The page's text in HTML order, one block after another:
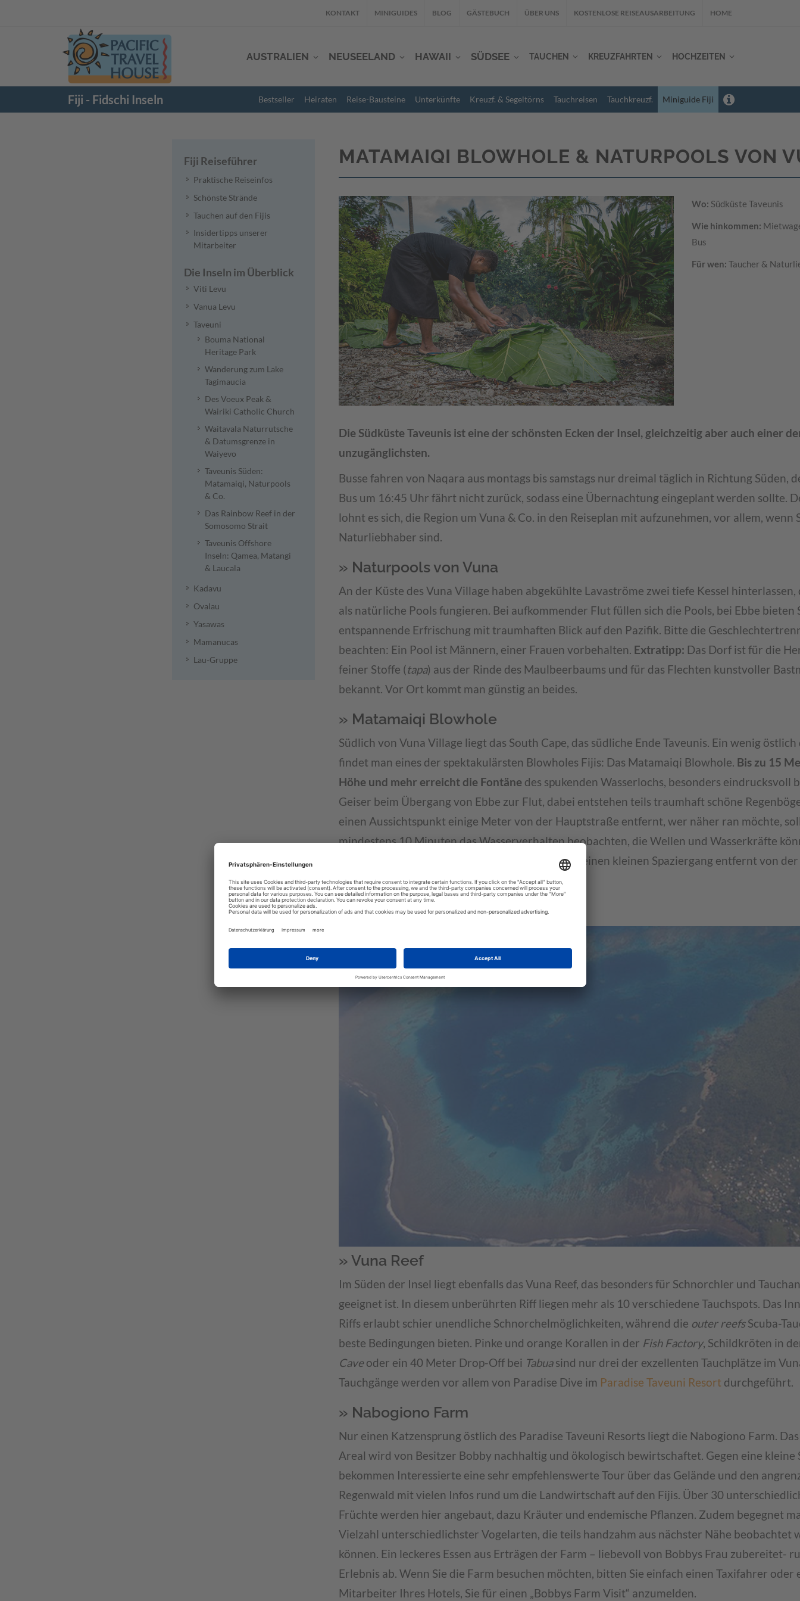
KONTAKT MINIGUIDES BLOG GÄSTEBUCH ÜBER UNS KOSTENLOSE REISEAUSARBEITUNG HOME
AUSTRALIEN NEUSEELAND HAWAII SÜDSEE TAUCHEN KREUZFAHRTEN HOCHZEITEN
Fiji - Fidschi Inseln Bestseller Heiraten Reise-Bausteine Unterkünfte Kreuzf. & Segeltörns Tauchreisen Tauchkreuzf. Miniguide Fiji
MATAMAIQI BLOWHOLE & NATURPOOLS VON
Wo: Südküste Taveunis
Wie hinkommen:
Bus
Für wen: Taucher &
Die Südküste Taveunis ist eine der schönsten Ecken der Insel, gleichzeitig aber auch einer
unzugänglichsten.
Busse fahren von Naqara aus montags bis samstags nur dreimal täglich in Richtung Süden,
Bus um 16:45 Uhr fährt nicht zurück, sodass eine Übernachtung eingeplant werden sollte.
lohnt es sich, die Region um Vuna & Co. in den Reiseplan mit aufzunehmen, vor allem, wenn
Naturliebhaber sind.
» Naturpools von Vuna
An der Küste des Vuna Village haben abgekühlte Lavaströme zwei tiefe Kessel hinterlassen,
als natürliche Pools fungieren. Bei aufkommender Flut füllen sich die Pools, bei Ebbe bieten
entspannende Erfrischung mit traumhaften Blick auf den Pazifik. Bitte die
beachten: Ein Pool ist Männern, einer Frauen vorbehalten. Extratipp: Das Dorf ist für die
feiner Stoffe (tapa) aus der Rinde des Maulbeerbaums und für das Flechten kunstvoller
bekannt. Vor Ort kommt man günstig an beides.
» Matamaiqi Blowhole
Südlich von Vuna Village liegt das South Cape, das südliche Ende Taveunis. Ein wenig
findet man eines der spektakulärsten Blowholes Fijis: Das Matamaiqi Blowhole. Bis zu 15
Höhe und mehr erreicht die Fontäne des spukenden Wasserlochs, besonders eindrucksvoll
Geiser beim Übergang von Ebbe zur Flut, dabei entstehen teils traumhaft schöne
einen Aussichtspunkt einige Meter von der Hauptstraße entfernt, wer näher ran möchte,
mindestens 10 Minuten das Wasserverhalten beobachten, die Wellen und Wasserkräfte
unberechenbar sein. Das Blowhole befindet sich einen kleinen Spaziergang entfernt von der
Lagoon Lodge.
» Vuna Reef
Im Süden der Insel liegt ebenfalls das Vuna Reef, das besonders für Schnorchler und
geeignet ist. In diesem unberührten Riff liegen mehr als 10 verschiedene Tauchspots. Das
Riffs erlaubt schier unendliche Schnorchelmöglichkeiten, während die outer reefsScuba-
beste Bedingungen bieten. Pinke und orange Korallen in der Fish Factory, Schildkröten in
Caveoder ein 40 Meter Drop-Off bei Tabuasind nur drei der exzellenten Tauchplätze im
Tauchgänge werden vor allem von Paradise Dive im Paradise Taveuni Resort durchgeführt.
» Nabogiono Farm
Nur einen Katzensprung östlich des Paradise Taveuni Resorts liegt die Nabogiono Farm.
Areal wird von Besitzer Bobby nachhaltig und ökologisch bewirtschaftet. Gegen eine kleine
bekommen Interessierte eine sehr empfehlenswerte Tour über das Gelände und den
Regenwald mit vielen Infos rund um die Landwirtschaft auf den Fijis. Über 30
Früchte werden hier angebaut, dazu Kräuter und endemische Pflanzen. Zudem begegnet
Vielzahl unterschiedlichster Vogelarten, die teils handzahm aus nächster Nähe beobachtet
können. Ein leckeres Essen aus Erträgen der Farm – liebevoll von Bobbys Frau zubereitet-
Erlebnis ab. Wenn Sie die Farm besuchen möchten, bitten Sie einfach einen Taxifahrer oder
Mitarbeiter Ihres Hotels, Sie für einen „Bobbys Farm Visit“ anzumelden.
Fiji Reiseführer
Praktische Reiseinfos
Schönste Strände
Tauchen auf den Fijis
Insidertipps unserer
Mitarbeiter
Die Inseln im Überblick
Viti Levu
Vanua Levu
Taveuni
Bouma National
Heritage Park
Wanderung zum Lake
Tagimaucia
Des Voeux Peak &
Wairiki Catholic Church
Waitavala Naturrutsche
& Datumsgrenze in
Waiyevo
Taveunis Süden:
Matamaiqi, Naturpools
& Co.
Das Rainbow Reef in der
Somosomo Strait
Taveunis Offshore
Inseln: Qamea, Matangi
& Laucala
Kadavu
Ovalau
Yasawas
Mamanucas
Lau-Gruppe